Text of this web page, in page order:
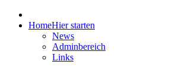
HomeHier starten
News
Adminbereich
Links